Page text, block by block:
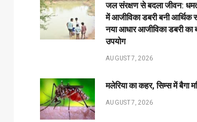
जल संरक्षण से बदला जीवन:
में आजीविका डबरी बनी आर्थिक
नया आधार आजीविका डबरी का
उपयोग
AUGUST 7, 2026
मलेरिया का कहर, सिम्स में बैगा
AUGUST 7, 2026